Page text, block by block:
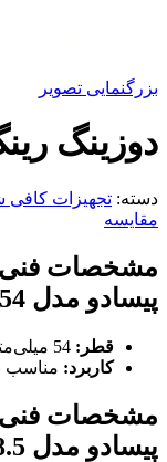
بزرگنمایی تصویر
دوزینگ
دسته: تجهیزات
مقایسه
مشخصات فنی
پیسادو مدل 54 میلی‌متری
قطر :
کاربرد: مناسب برای
مشخصات فنی
پیسادو مدل 58.5 میلی‌متری